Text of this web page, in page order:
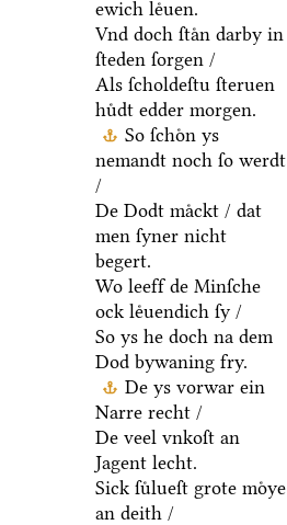
ewich leͤuen.
Vnd doch ſtaͤn darby in
ſteden ſorgen /
Als ſcholdeſtu ſteruen
huͤdt edder morgen.
So ſchoͤn ys
nemandt noch ſo werdt
/
De Dodt maͤckt / dat
men ſyner nicht
begert.
Wo leeff de Minſche
ock leͤuendich ſy /
So ys he doch na dem
Dod bywaning fry.
De ys vorwar ein
Narre recht /
De veel vnkoſt an
Jagent lecht.
Sick ſuͤlueſt grote moͤye
an deith /